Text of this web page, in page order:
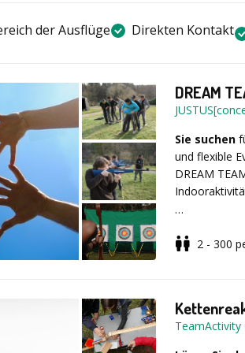
der Ausflüge Direkten Kontakt
DREAM
Sie suchen
und flexible
DREAM
halten.
TEAM
Seminare
2 - 300
TeamActivity